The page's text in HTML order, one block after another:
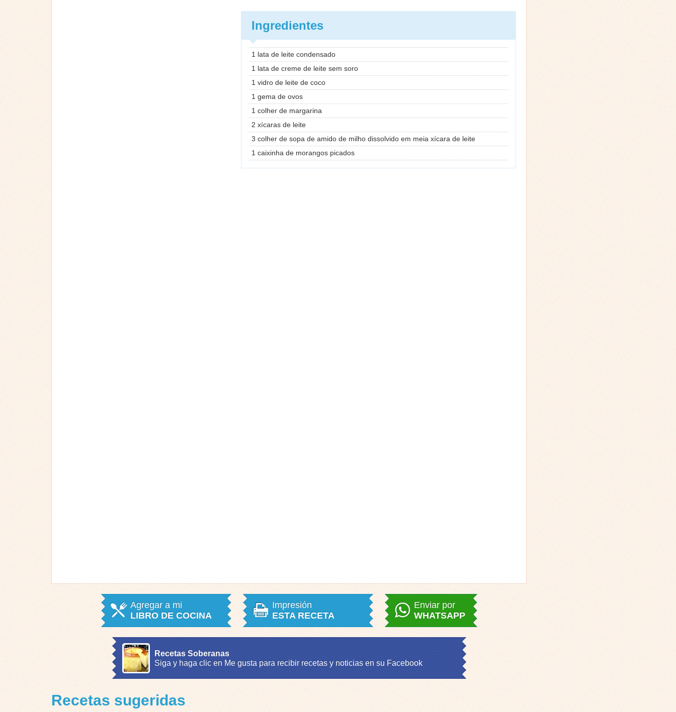
Ingredientes
1 lata de leite condensado
1 lata de creme de leite sem soro
1 vidro de leite de coco
1 gema de ovos
1 colher de margarina
2 xícaras de leite
3 colher de sopa de amido de milho dissolvido em meia xícara de leite
1 caixinha de morangos picados
Agregar a mi
LIBRO DE COCINA
Impresión
ESTA RECETA
Enviar por
WHATSAPP
Recetas Soberanas
Siga y haga clic en Me gusta para recibir recetas y noticias en su Facebook
Recetas sugeridas